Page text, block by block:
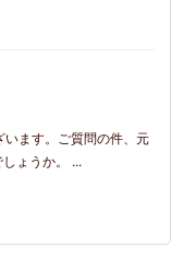
います。ご質問の件、元
ょうか。 ...